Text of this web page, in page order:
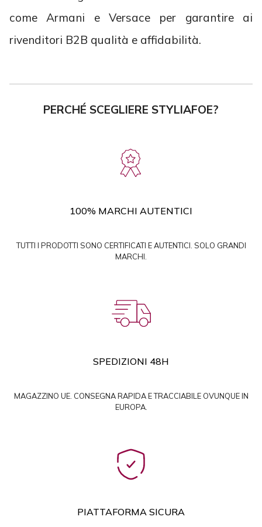
come Armani e Versace per garantire ai
rivenditori B2B qualità e affidabilità.
PERCHÉ SCEGLIERE STYLIAFOE?
100% MARCHI AUTENTICI
TUTTI I PRODOTTI SONO CERTIFICATI E AUTENTICI. SOLO GRANDI
MARCHI.
SPEDIZIONI 48H
MAGAZZINO UE. CONSEGNA RAPIDA E TRACCIABILE OVUNQUE IN
EUROPA.
PIATTAFORMA SICURA